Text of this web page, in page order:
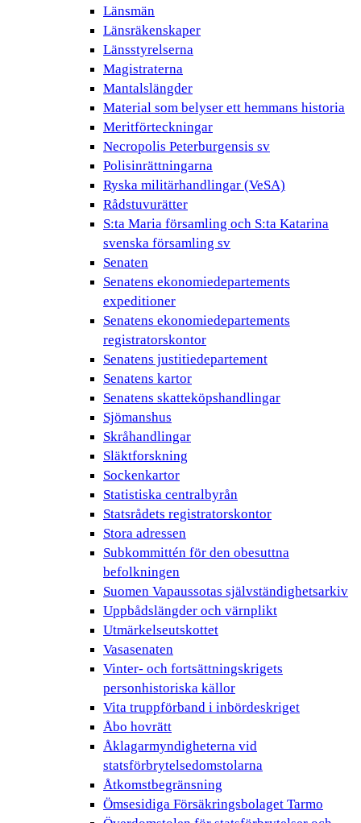
Länsmän
Länsräkenskaper
Länsstyrelserna
Magistraterna
Mantalslängder
Material som belyser ett hemmans historia
Meritförteckningar
Necropolis Peterburgensis sv
Polisinrättningarna
Ryska militärhandlingar (VeSA)
Rådstuvurätter
S:ta Maria församling och S:ta Katarina
svenska församling sv
Senaten
Senatens ekonomiedepartements
expeditioner
Senatens ekonomiedepartements
registratorskontor
Senatens justitiedepartement
Senatens kartor
Senatens skatteköpshandlingar
Sjömanshus
Skråhandlingar
Släktforskning
Sockenkartor
Statistiska centralbyrån
Statsrådets registratorskontor
Stora adressen
Subkommittén för den obesuttna
befolkningen
Suomen Vapaussotas självständighetsarkiv
Uppbådslängder och värnplikt
Utmärkelseutskottet
Vasasenaten
Vinter- och fortsättningskrigets
personhistoriska källor
Vita truppförband i inbördeskriget
Åbo hovrätt
Åklagarmyndigheterna vid
statsförbrytelsedomstolarna
Åtkomstbegränsning
Ömsesidiga Försäkringsbolaget Tarmo